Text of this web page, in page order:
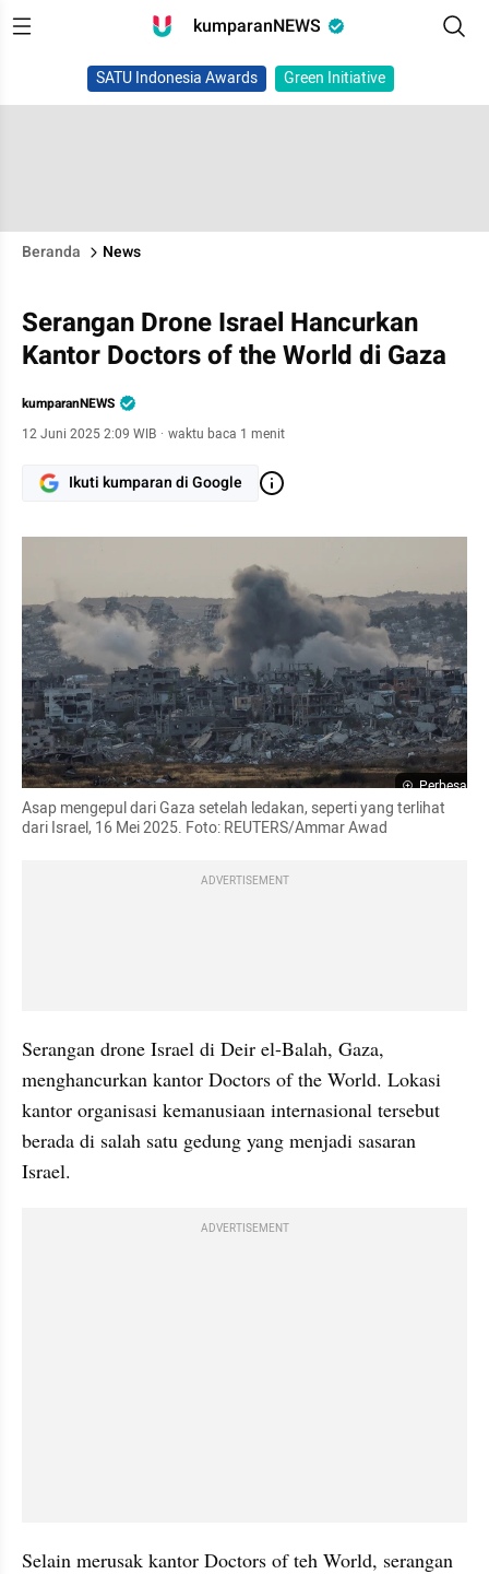
kumparanNEWS
SATU Indonesia Awards Green Initiative
Beranda News
Serangan Drone Israel Hancurkan
Kantor Doctors of the World di Gaza
kumparanNEWS
12 Juni 2025 2:09 WIB · waktu baca 1 menit
Ikuti kumparan di Google
Perbesar
Asap mengepul dari Gaza setelah ledakan, seperti yang terlihat
dari Israel, 16 Mei 2025. Foto: REUTERS/Ammar Awad
ADVERTISEMENT
Serangan drone Israel di Deir el-Balah, Gaza,
menghancurkan kantor Doctors of the World. Lokasi
kantor organisasi kemanusiaan internasional tersebut
berada di salah satu gedung yang menjadi sasaran
Israel.
ADVERTISEMENT
Selain merusak kantor Doctors of teh World, serangan